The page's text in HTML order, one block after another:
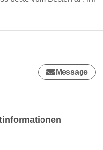
Message